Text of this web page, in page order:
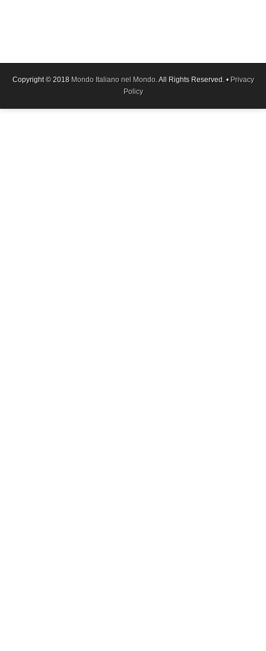
Copyright © 2018 Mondo Italiano nel Mondo. All Rights Reserved. • Privacy
Policy